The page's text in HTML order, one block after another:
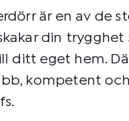
är en av de
din
ditt eget hem.
kompetent